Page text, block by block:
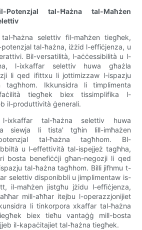
Potenzjal tal-Ħażna tal-Maħżen
ħażna selettiv fil-maħżen tiegħek,
tal-ħażna, iżżid l-effiċjenza, u
Bil-versatilità, l-aċċessibilità u l-
l-ixkaffar selettiv huwa għażla
li qed ifittxu li jottimizzaw l-ispazju
tagħhom. Ikkunsidra li timplimenta
tiegħek biex tissimplifika l-
il-produttività ġenerali.
l-ixkaffar tal-ħażna selettiv huwa
siewja li tista' tgħin lill-imħażen
potenzjal tal-ħażna tagħhom. Bl-
u l-effettività tal-ispejjeż tagħha,
bosta benefiċċji għan-negozji li qed
tal-ħażna tagħhom. Billi jifhmu t-
selettiv disponibbli u jimplimentaw is-
il-maħżen jistgħu jżidu l-effiċjenza,
mill-aħħar itejbu l-operazzjonijiet
li tinkorpora xkaffar tal-ħażna
biex tieħu vantaġġ mill-bosta
il-kapaċitajiet tal-ħażna tiegħek.